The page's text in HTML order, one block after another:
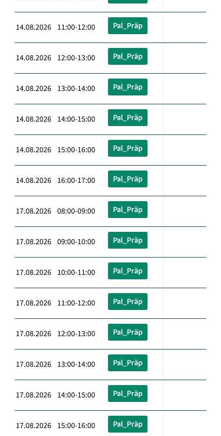
14.08.2026 11:00-12:00 Pal_Präp
14.08.2026 12:00-13:00 Pal_Präp
14.08.2026 13:00-14:00 Pal_Präp
14.08.2026 14:00-15:00 Pal_Präp
14.08.2026 15:00-16:00 Pal_Präp
14.08.2026 16:00-17:00 Pal_Präp
17.08.2026 08:00-09:00 Pal_Präp
17.08.2026 09:00-10:00 Pal_Präp
17.08.2026 10:00-11:00 Pal_Präp
17.08.2026 11:00-12:00 Pal_Präp
17.08.2026 12:00-13:00 Pal_Präp
17.08.2026 13:00-14:00 Pal_Präp
17.08.2026 14:00-15:00 Pal_Präp
17.08.2026 15:00-16:00 Pal_Präp